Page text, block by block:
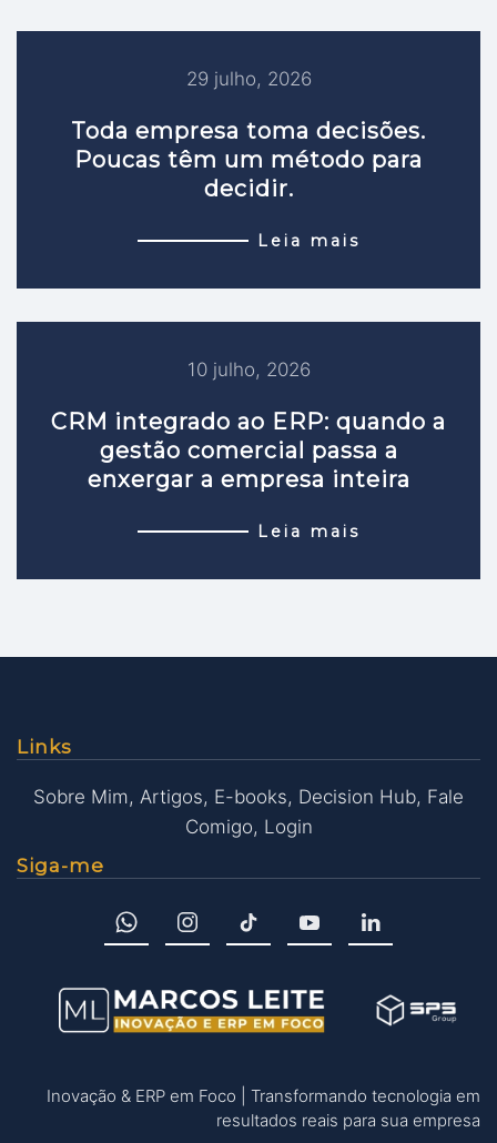
29 julho, 2026
Toda empresa toma decisões.
Poucas têm um método para
decidir.
Leia mais
10 julho, 2026
CRM integrado ao ERP: quando a
gestão comercial passa a
enxergar a empresa inteira
Leia mais
Links
Sobre Mim, Artigos, E-books, Decision Hub, Fale
Comigo, Login
Siga-me
Inovação & ERP em Foco | Transformando tecnologia em
resultados reais para sua empresa